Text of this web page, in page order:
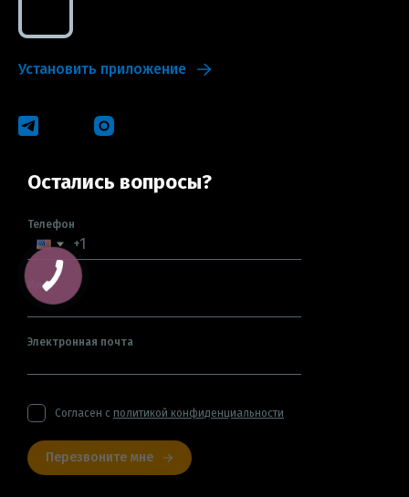
Установить приложение
Остались вопросы?
Телефон
Имя
Электронная почта
Согласен с политикой конфиденциальности
Перезвоните мне